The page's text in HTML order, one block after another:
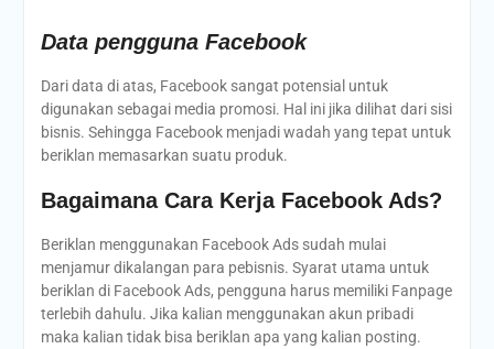
Data pengguna Facebook
Dari data di atas, Facebook sangat potensial untuk
digunakan sebagai media promosi. Hal ini jika dilihat dari sisi
bisnis. Sehingga Facebook menjadi wadah yang tepat untuk
beriklan memasarkan suatu produk.
Bagaimana Cara Kerja Facebook Ads?
Beriklan menggunakan Facebook Ads sudah mulai
menjamur dikalangan para pebisnis. Syarat utama untuk
beriklan di Facebook Ads, pengguna harus memiliki Fanpage
terlebih dahulu. Jika kalian menggunakan akun pribadi
maka kalian tidak bisa beriklan apa yang kalian posting.